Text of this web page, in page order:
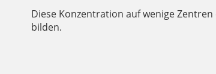
Diese Konzentration auf wenige
bilden.